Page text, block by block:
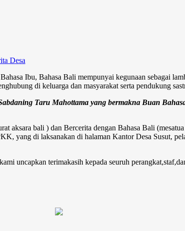
Desa
Ibu, Bahasa Bali mempunyai kegunaan sebagai
di keluarga dan masyarakat serta pendukung
Taru Mahottama yang bermakna Buan
aksara bali ) dan Bercerita dengan Bahasa Bali
yang di laksanakan di halaman Kantor Desa Susut,
uncapkan terimakasih kepada seuruh